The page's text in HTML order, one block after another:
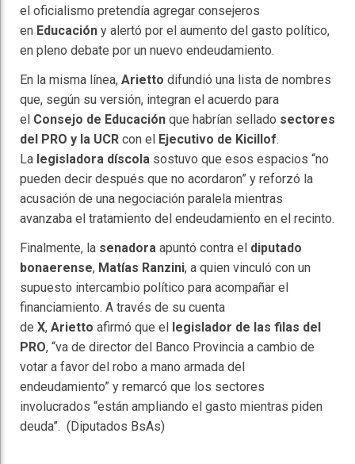
el oficialismo pretendía agregar consejeros
en Educación y alertó por el aumento del gasto político,
en pleno debate por un nuevo endeudamiento.
En la misma línea, Arietto difundió una lista de nombres
que, según su versión, integran el acuerdo para
el Consejo de Educación que habrían sellado sectores
del PRO y la UCR con el Ejecutivo de Kicillof.
La legisladora díscola sostuvo que esos espacios “no
pueden decir después que no acordaron” y reforzó la
acusación de una negociación paralela mientras
avanzaba el tratamiento del endeudamiento en el recinto.
Finalmente, la senadora apuntó contra el diputado
bonaerense, Matías Ranzini, a quien vinculó con un
supuesto intercambio político para acompañar el
financiamiento. A través de su cuenta
de X, Arietto afirmó que el legislador de las filas del
PRO, “va de director del Banco Provincia a cambio de
votar a favor del robo a mano armada del
endeudamiento” y remarcó que los sectores
involucrados “están ampliando el gasto mientras piden
deuda”. (Diputados BsAs)